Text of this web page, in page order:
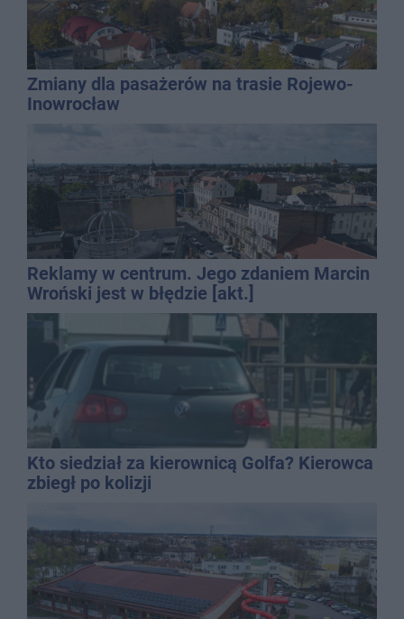
Zmiany dla pasażerów na trasie Rojewo-
Inowrocław
Reklamy w centrum. Jego zdaniem Marcin
Wroński jest w błędzie [akt.]
Kto siedział za kierownicą Golfa? Kierowca
zbiegł po kolizji